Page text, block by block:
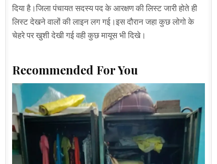
दिया है।जिला पंचायत सदस्य पद के आरक्षण की लिस्ट जारी होते ही
लिस्ट देखने वालों की लाइन लग गई।इस दौरान जहा कुछ लोगो के
चेहरे पर खुशी देखी गई वही कुछ मायूस भी दिखे।
Recommended For You